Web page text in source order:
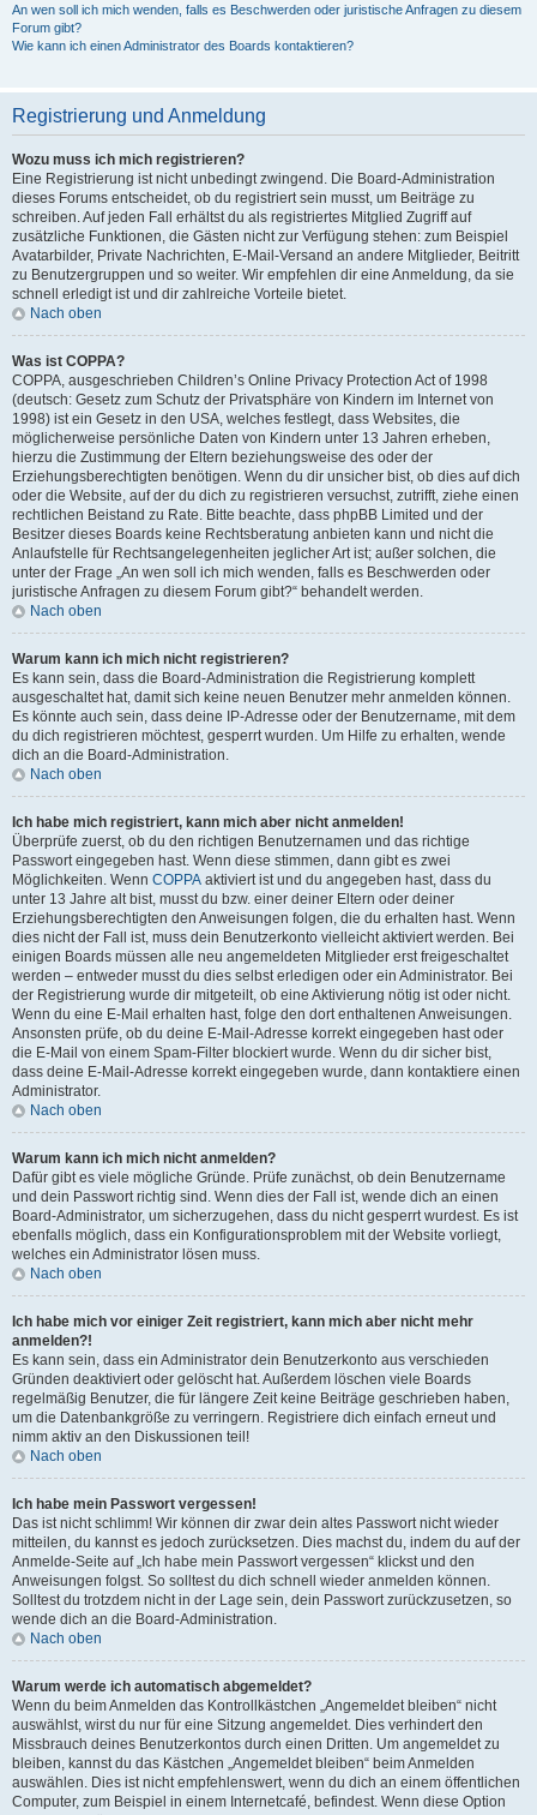
An wen soll ich mich wenden, falls es Beschwerden oder juristische Anfragen zu diesem
Forum gibt?
Wie kann ich einen Administrator des Boards kontaktieren?
Registrierung und Anmeldung
Wozu muss ich mich registrieren?
Eine Registrierung ist nicht unbedingt zwingend. Die Board-Administration
dieses Forums entscheidet, ob du registriert sein musst, um Beiträge zu
schreiben. Auf jeden Fall erhältst du als registriertes Mitglied Zugriff auf
zusätzliche Funktionen, die Gästen nicht zur Verfügung stehen: zum Beispiel
Avatarbilder, Private Nachrichten, E-Mail-Versand an andere Mitglieder, Beitritt
zu Benutzergruppen und so weiter. Wir empfehlen dir eine Anmeldung, da sie
schnell erledigt ist und dir zahlreiche Vorteile bietet.
Nach oben
Was ist COPPA?
COPPA, ausgeschrieben Children’s Online Privacy Protection Act of 1998
(deutsch: Gesetz zum Schutz der Privatsphäre von Kindern im Internet von
1998) ist ein Gesetz in den USA, welches festlegt, dass Websites, die
möglicherweise persönliche Daten von Kindern unter 13 Jahren erheben,
hierzu die Zustimmung der Eltern beziehungsweise des oder der
Erziehungsberechtigten benötigen. Wenn du dir unsicher bist, ob dies auf dich
oder die Website, auf der du dich zu registrieren versuchst, zutrifft, ziehe einen
rechtlichen Beistand zu Rate. Bitte beachte, dass phpBB Limited und der
Besitzer dieses Boards keine Rechtsberatung anbieten kann und nicht die
Anlaufstelle für Rechtsangelegenheiten jeglicher Art ist; außer solchen, die
unter der Frage „An wen soll ich mich wenden, falls es Beschwerden oder
juristische Anfragen zu diesem Forum gibt?“ behandelt werden.
Nach oben
Warum kann ich mich nicht registrieren?
Es kann sein, dass die Board-Administration die Registrierung komplett
ausgeschaltet hat, damit sich keine neuen Benutzer mehr anmelden können.
Es könnte auch sein, dass deine IP-Adresse oder der Benutzername, mit dem
du dich registrieren möchtest, gesperrt wurden. Um Hilfe zu erhalten, wende
dich an die Board-Administration.
Nach oben
Ich habe mich registriert, kann mich aber nicht anmelden!
Überprüfe zuerst, ob du den richtigen Benutzernamen und das richtige
Passwort eingegeben hast. Wenn diese stimmen, dann gibt es zwei
Möglichkeiten. Wenn COPPA aktiviert ist und du angegeben hast, dass du
unter 13 Jahre alt bist, musst du bzw. einer deiner Eltern oder deiner
Erziehungsberechtigten den Anweisungen folgen, die du erhalten hast. Wenn
dies nicht der Fall ist, muss dein Benutzerkonto vielleicht aktiviert werden. Bei
einigen Boards müssen alle neu angemeldeten Mitglieder erst freigeschaltet
werden – entweder musst du dies selbst erledigen oder ein Administrator. Bei
der Registrierung wurde dir mitgeteilt, ob eine Aktivierung nötig ist oder nicht.
Wenn du eine E-Mail erhalten hast, folge den dort enthaltenen Anweisungen.
Ansonsten prüfe, ob du deine E-Mail-Adresse korrekt eingegeben hast oder
die E-Mail von einem Spam-Filter blockiert wurde. Wenn du dir sicher bist,
dass deine E-Mail-Adresse korrekt eingegeben wurde, dann kontaktiere einen
Administrator.
Nach oben
Warum kann ich mich nicht anmelden?
Dafür gibt es viele mögliche Gründe. Prüfe zunächst, ob dein Benutzername
und dein Passwort richtig sind. Wenn dies der Fall ist, wende dich an einen
Board-Administrator, um sicherzugehen, dass du nicht gesperrt wurdest. Es ist
ebenfalls möglich, dass ein Konfigurationsproblem mit der Website vorliegt,
welches ein Administrator lösen muss.
Nach oben
Ich habe mich vor einiger Zeit registriert, kann mich aber nicht mehr
anmelden?!
Es kann sein, dass ein Administrator dein Benutzerkonto aus verschieden
Gründen deaktiviert oder gelöscht hat. Außerdem löschen viele Boards
regelmäßig Benutzer, die für längere Zeit keine Beiträge geschrieben haben,
um die Datenbankgröße zu verringern. Registriere dich einfach erneut und
nimm aktiv an den Diskussionen teil!
Nach oben
Ich habe mein Passwort vergessen!
Das ist nicht schlimm! Wir können dir zwar dein altes Passwort nicht wieder
mitteilen, du kannst es jedoch zurücksetzen. Dies machst du, indem du auf der
Anmelde-Seite auf „Ich habe mein Passwort vergessen“ klickst und den
Anweisungen folgst. So solltest du dich schnell wieder anmelden können.
Solltest du trotzdem nicht in der Lage sein, dein Passwort zurückzusetzen, so
wende dich an die Board-Administration.
Nach oben
Warum werde ich automatisch abgemeldet?
Wenn du beim Anmelden das Kontrollkästchen „Angemeldet bleiben“ nicht
auswählst, wirst du nur für eine Sitzung angemeldet. Dies verhindert den
Missbrauch deines Benutzerkontos durch einen Dritten. Um angemeldet zu
bleiben, kannst du das Kästchen „Angemeldet bleiben“ beim Anmelden
auswählen. Dies ist nicht empfehlenswert, wenn du dich an einem öffentlichen
Computer, zum Beispiel in einem Internetcafé, befindest. Wenn diese Option